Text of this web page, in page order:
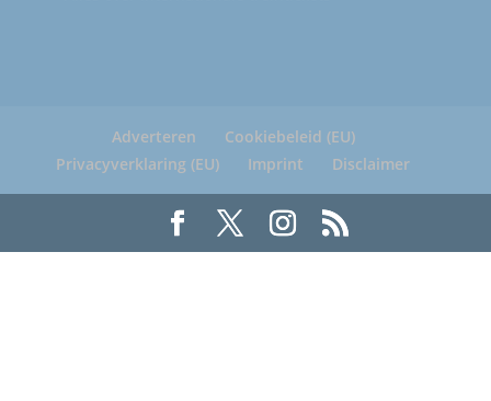
Adverteren
Cookiebeleid (EU)
Privacyverklaring (EU)
Imprint Disclaimer